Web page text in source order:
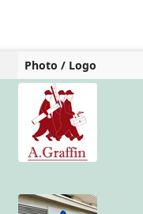
Photo / Logo